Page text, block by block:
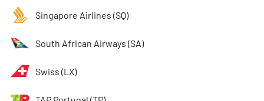
Singapore Airlines (SQ)
South African Airways (SA)
Swiss (LX)